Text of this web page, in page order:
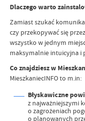
Dlaczego warto
Zamiast szukać
czy przekopywać się
wszystko w jednym
maksymalnie intuicyjna i
Co znajdziesz w
MieszkaniecINFO to m.in:
Błyskawiczne
z najważniejszymi
o zagrożeniach
o planowanych